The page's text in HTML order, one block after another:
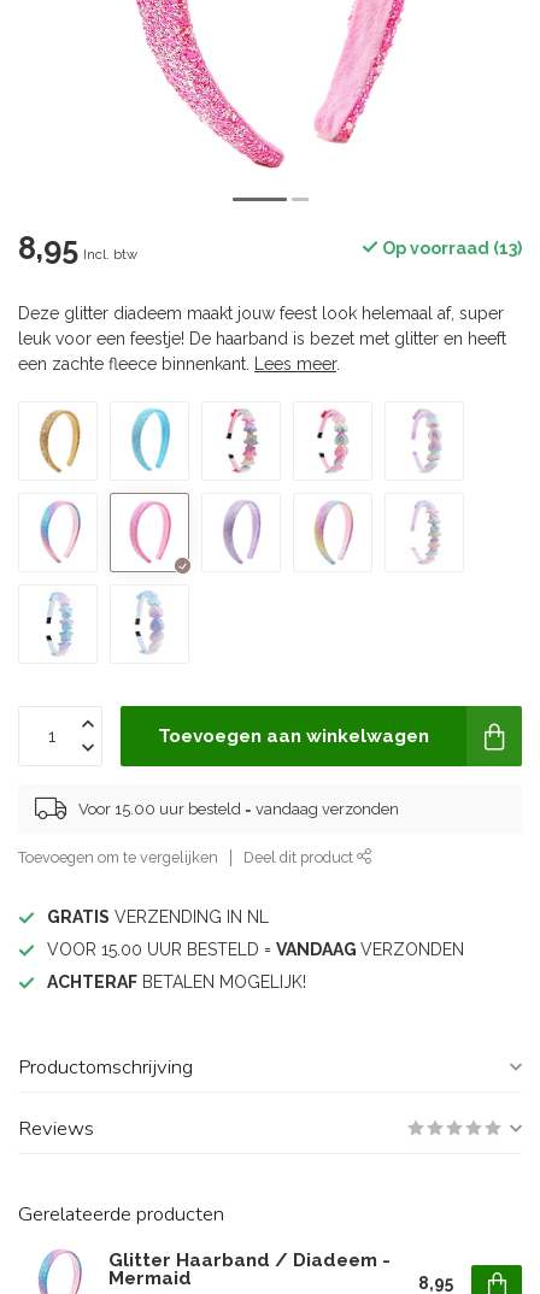
8,95 Incl. btw Op voorraad (13)
Deze glitter diadeem maakt jouw feest look helemaal af, super
leuk voor een feestje! De haarband is bezet met glitter en heeft
een zachte fleece binnenkant.
Lees meer.
Toevoegen aan winkelwagen
Voor 15.00 uur besteld = vandaag verzonden
Toevoegen om te vergelijken Deel dit product
GRATIS VERZENDING IN NL
VOOR 15.00 UUR BESTELD = VANDAAG VERZONDEN
ACHTERAF BETALEN MOGELIJK!
Productomschrijving
Reviews
Gerelateerde producten
Glitter Haarband / Diadeem -
Mermaid
8,95